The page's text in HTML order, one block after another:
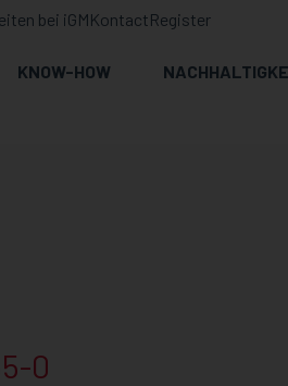
KNOW-HOW
bei iGMKontactRegister
0